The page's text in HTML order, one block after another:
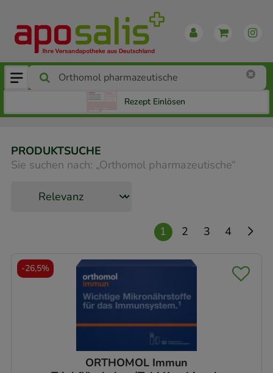
Rezept Einlösen
PRODUKTSUCHE
Sie suchen nach: „Orthomol pharmazeutische“
1 2 3 4
ORTHOMOL Immun
-26,5%